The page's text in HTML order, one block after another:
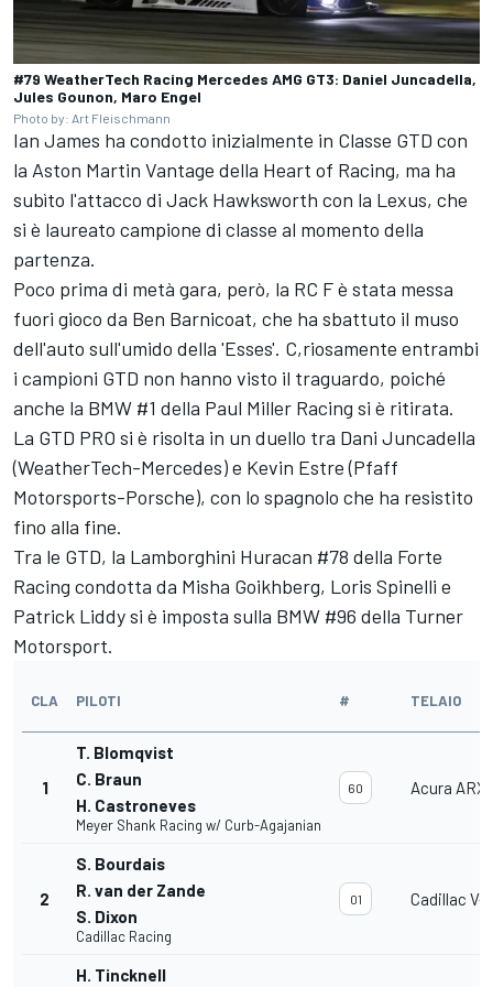
#79 WeatherTech Racing Mercedes AMG GT3: Daniel Juncadella,
Jules Gounon, Maro Engel
Photo by: Art Fleischmann
Ian James ha condotto inizialmente in Classe GTD con
la Aston Martin Vantage della Heart of Racing, ma ha
subìto l'attacco di Jack Hawksworth con la Lexus, che
si è laureato campione di classe al momento della
partenza.
Poco prima di metà gara, però, la RC F è stata messa
fuori gioco da Ben Barnicoat, che ha sbattuto il muso
dell'auto sull'umido della 'Esses'. C,riosamente entrambi
i campioni GTD non hanno visto il traguardo, poiché
anche la BMW #1 della Paul Miller Racing si è ritirata.
La GTD PRO si è risolta in un duello tra Dani Juncadella
(WeatherTech-Mercedes) e Kevin Estre (Pfaff
Motorsports-Porsche), con lo spagnolo che ha resistito
fino alla fine.
Tra le GTD, la Lamborghini Huracan #78 della Forte
Racing condotta da Misha Goikhberg, Loris Spinelli e
Patrick Liddy si è imposta sulla BMW #96 della Turner
Motorsport.
CLA PILOTI # TELAIO
1
T. Blomqvist
C. Braun
H. Castroneves
Meyer Shank Racing w/ Curb-Agajanian
60 Acura
2
S. Bourdais
R. van der Zande
S. Dixon
Cadillac Racing
01 Cadillac V-
H. Tincknell